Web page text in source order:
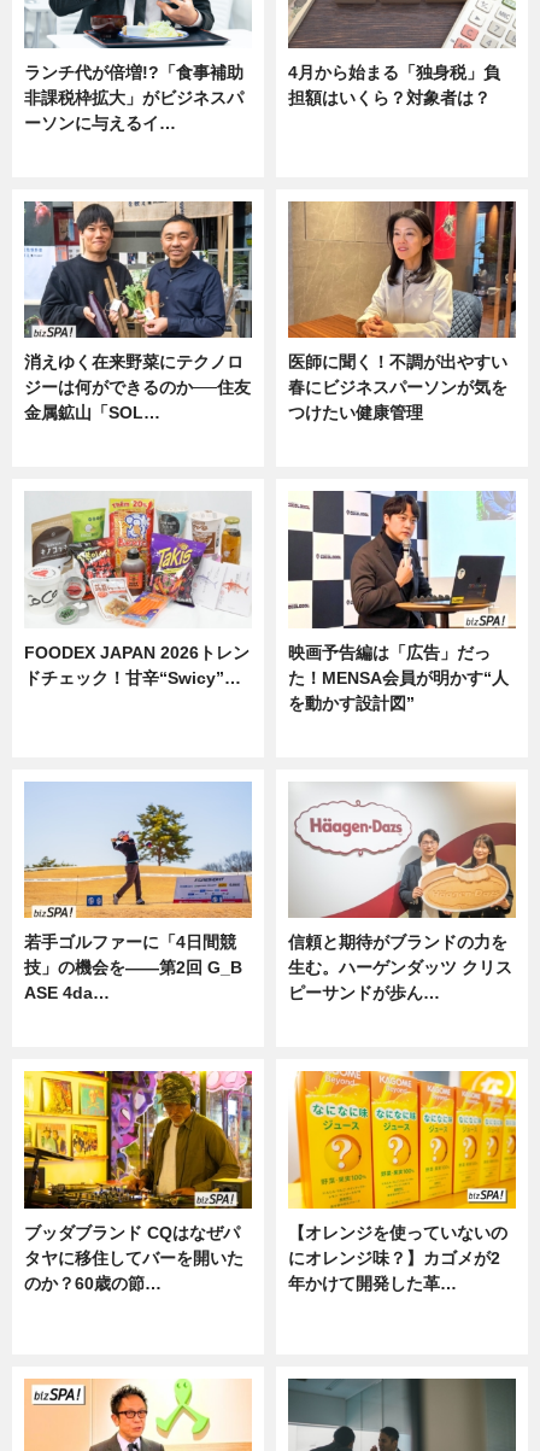
ランチ代が倍増!?「食事補助
非課税枠拡大」がビジネスパ
ーソンに与えるイ…
4月から始まる「独身税」負
担額はいくら？対象者は？
消えゆく在来野菜にテクノロ
ジーは何ができるのか──住友
金属鉱山「SOL…
医師に聞く！不調が出やすい
春にビジネスパーソンが気を
つけたい健康管理
FOODEX JAPAN 2026トレン
ドチェック！甘辛“Swicy”…
映画予告編は「広告」だっ
た！MENSA会員が明かす“人
を動かす設計図”
若手ゴルファーに「4日間競
技」の機会を——第2回 G_B
ASE 4da…
信頼と期待がブランドの力を
生む。ハーゲンダッツ クリス
ピーサンドが歩ん…
ブッダブランド CQはなぜパ
タヤに移住してバーを開いた
のか？60歳の節…
【オレンジを使っていないの
にオレンジ味？】カゴメが2
年かけて開発した革…